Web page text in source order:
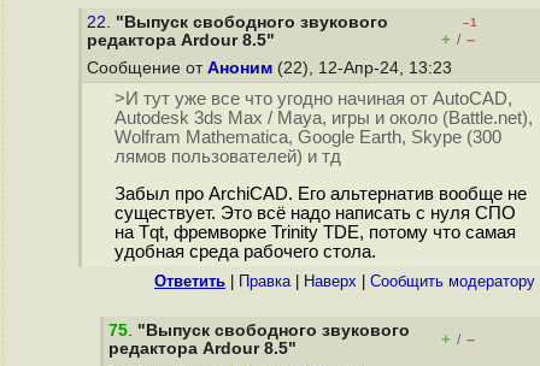
22. "Выпуск свободного звукового
редактора Ardour 8.5"
–1
+ / –
Сообщение от Аноним (22), 12-Апр-24, 13:23
>И тут уже все что угодно начиная от AutoCAD,
Autodesk 3ds Max / Maya, игры и около (Battle.net),
Wolfram Mathematica, Google Earth, Skype (300
лямов пользователей) и тд
Забыл про ArchiCAD. Его альтернатив вообще не
существует. Это всё надо написать с нуля СПО
на Tqt, фремворке Trinity TDE, потому что самая
удобная среда рабочего стола.
Ответить Правка| Наверх Cообщить модератору
75. "Выпуск свободного звукового
редактора Ardour 8.5"
+ / –